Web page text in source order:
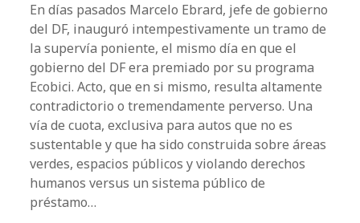
En días pasados Marcelo Ebrard, jefe de gobierno
del DF, inauguró intempestivamente un tramo de
la supervía poniente, el mismo día en que el
gobierno del DF era premiado por su programa
Ecobici. Acto, que en si mismo, resulta altamente
contradictorio o tremendamente perverso. Una
vía de cuota, exclusiva para autos que no es
sustentable y que ha sido construida sobre áreas
verdes, espacios públicos y violando derechos
humanos versus un sistema público de
préstamo…